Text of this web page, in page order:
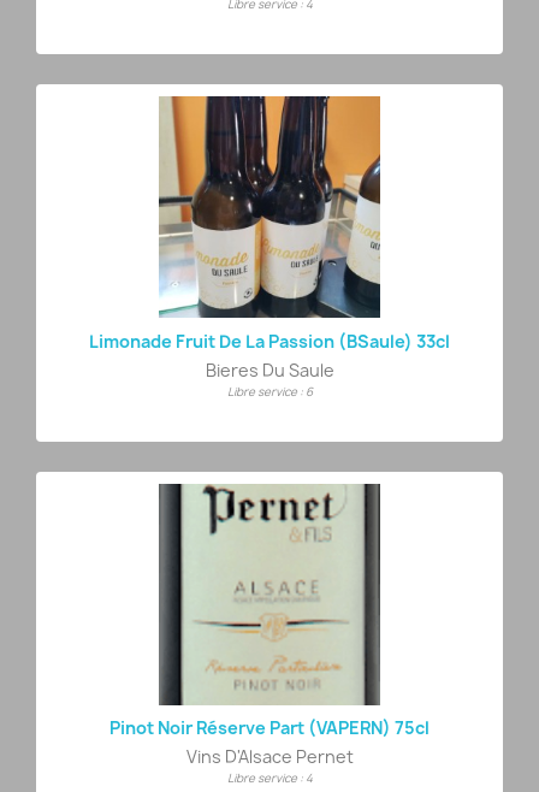
Libre service : 4
Limonade Fruit De La Passion (BSaule) 33cl
Bieres Du Saule
Libre service : 6
Pinot Noir Réserve Part (VAPERN) 75cl
Vins D'Alsace Pernet
Libre service : 4